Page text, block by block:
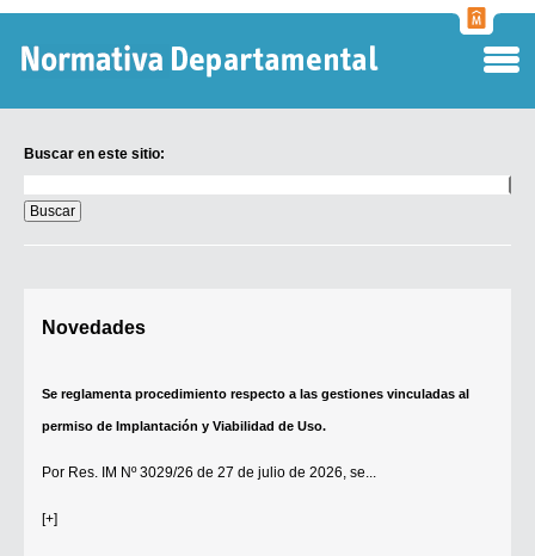
Buscar en este sitio:
en
este
sitio:
Novedades
Se reglamenta procedimiento respecto a las gestiones vinculadas al
permiso de Implantación y Viabilidad de Uso.
Por Res. IM Nº 3029/26 de 27 de julio de 2026, se...
[+]